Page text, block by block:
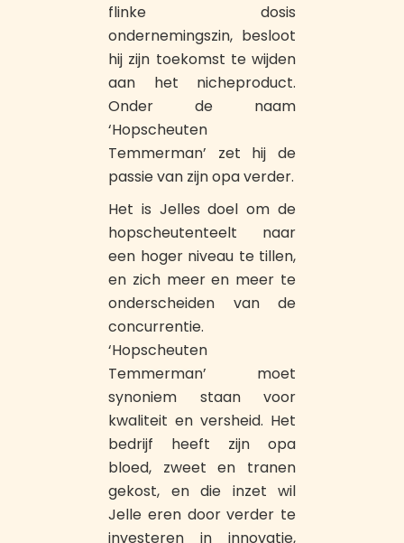
flinke dosis
ondernemingszin, besloot
hij zijn toekomst te wijden
aan het nicheproduct.
Onder de naam
‘Hopscheuten
Temmerman’ zet hij de
passie van zijn opa verder.
Het is Jelles doel om de
hopscheutenteelt naar
een hoger niveau te tillen,
en zich meer en meer te
onderscheiden van de
concurrentie.
‘Hopscheuten
Temmerman’ moet
synoniem staan voor
kwaliteit en versheid. Het
bedrijf heeft zijn opa
bloed, zweet en tranen
gekost, en die inzet wil
Jelle eren door verder te
investeren in innovatie,